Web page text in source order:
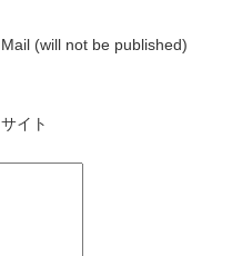
Mail (will not be published)
サイト